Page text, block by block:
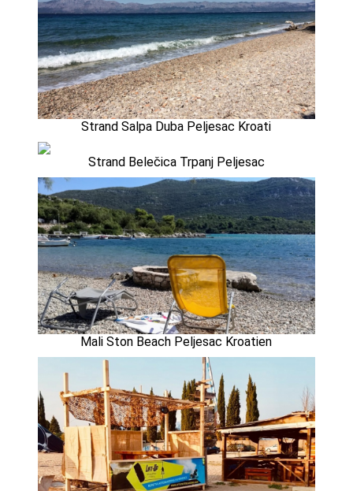
Strand Salpa Duba Peljesac Kroati
Strand Belečica Trpanj Peljesac
Mali Ston Beach Peljesac Kroatien